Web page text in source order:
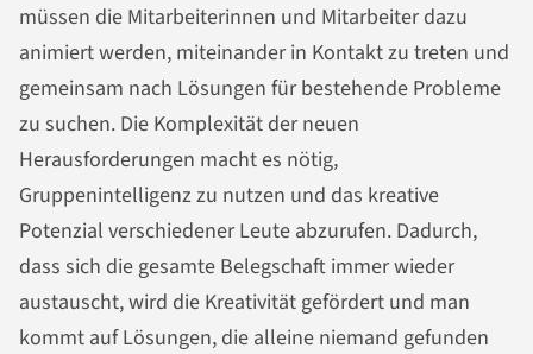
müssen die Mitarbeiterinnen und Mitarbeiter dazu
animiert werden, miteinander in Kontakt zu treten und
gemeinsam nach Lösungen für bestehende Probleme
zu suchen. Die Komplexität der neuen
Herausforderungen macht es nötig,
Gruppenintelligenz zu nutzen und das kreative
Potenzial verschiedener Leute abzurufen. Dadurch,
dass sich die gesamte Belegschaft immer wieder
austauscht, wird die Kreativität gefördert und man
kommt auf Lösungen, die alleine niemand gefunden